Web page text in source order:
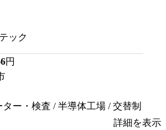
ック
円
ー・検査 / 半導体工場 / 交替制
詳細を表示